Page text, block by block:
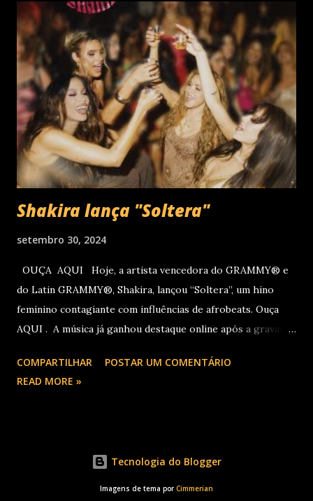
feira), quando Roberto Carlos se apresentará em Curitiba
– PR , na Teatro Positivo (Rua Prof. Pedro Viriato Parigot
de Souza, 5300 - Campo Comprido, Curitiba - PR). Abertura
das vendas on-line e físicas no dia 04 de setembro ao meio
dia. A produção e realização são da Cult! Produções, RW7
Production& Entertainment e RC Produções. Roberto
Carlos começou o ano de 2025 se apresentando n...
Shakira lança "Soltera"
setembro 30, 2024
OUÇA AQUI Hoje, a artista vencedora do GRAMMY® e
do Latin GRAMMY®, Shakira, lançou “Soltera”, um hino
feminino contagiante com influências de afrobeats. Ouça
AQUI . A música já ganhou destaque online após a gravação
Harlow, Anitta, Danna e Lele Pons. O vídeo será lançado em
breve. Este novo single chega logo após Shakira receber
Música Eletrônica Latina por “Bzrp Music Sessions, Vol. 53
(Tiësto Remix).” Em novembro, Shakira inicia a sua turnê
COMPARTILHAR
POSTAR UM COMENTÁRIO
READ MORE »
Tecnologia do Blogger
Imagens de tema por Cimmerian